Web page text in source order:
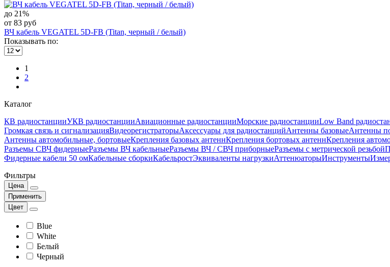
до 21%
от 83 руб
ВЧ кабель VEGATEL 5D-FB (Titan, черный / белый)
Показывать по:
1
2
Каталог
КВ радиостанцииУКВ радиостанцииАвиационные радиостанцииМорские радиостанцииLow Band
Громкая связь и сигнализацияВидеорегистраторыАксессуары для радиостанцийАнтенны базовыеАнтенны
Антенны автомобильные, бортовыеКрепления базовых антеннКрепления бортовых антеннКрепления
Разъемы СВЧ фидерныеРазъемы ВЧ кабельныеРазъемы ВЧ / СВЧ приборныеРазъемы с метрической резьбой
Фидерные кабели 50 омКабельные сборкиКабельростЭквиваленты нагрузкиАттенюаторыИнструменты
Фильтры
Цена
Применить
Цвет
Blue
White
Белый
Черный